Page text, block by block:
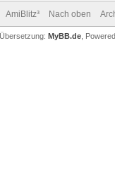
AmiBlitz³ Nach oben
MyBB.de,